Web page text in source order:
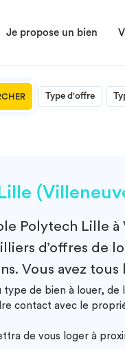
Je propose un bien
Type d'offre
Polytech Lille à
d’offres de
Vous avez tous
de bien à louer,
contact avec le
de vous loger à